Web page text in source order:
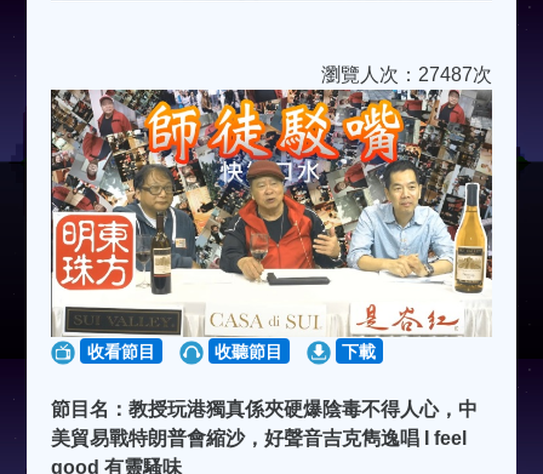
瀏覽人次：27487次
收看節目 收聽節目 下載
節目名：教授玩港獨真係夾硬爆陰毒不得人心，中
美貿易戰特朗普會縮沙，好聲音吉克雋逸唱 I feel
good 有靈騷味